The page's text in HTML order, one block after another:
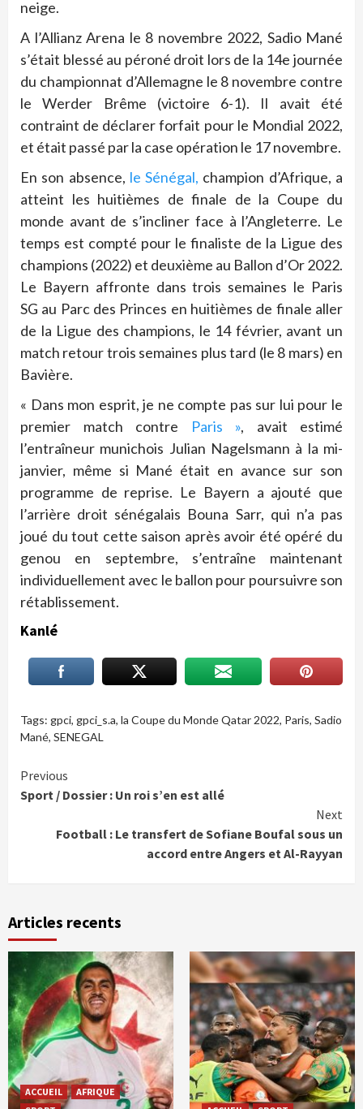
neige.
A l’Allianz Arena le 8 novembre 2022, Sadio Mané
s’était blessé au péroné droit lors de la 14e journée
du championnat d’Allemagne le 8 novembre contre
le Werder Brême (victoire 6-1). Il avait été
contraint de déclarer forfait pour le Mondial 2022,
et était passé par la case opération le 17 novembre.
En son absence, le Sénégal, champion d’Afrique, a
atteint les huitièmes de finale de la Coupe du
monde avant de s’incliner face à l’Angleterre. Le
temps est compté pour le finaliste de la Ligue des
champions (2022) et deuxième au Ballon d’Or 2022.
Le Bayern affronte dans trois semaines le Paris
SG au Parc des Princes en huitièmes de finale aller
de la Ligue des champions, le 14 février, avant un
match retour trois semaines plus tard (le 8 mars) en
Bavière.
« Dans mon esprit, je ne compte pas sur lui pour le
premier match contre
Paris », avait estimé
l’entraîneur munichois Julian Nagelsmann à la mi-
janvier, même si Mané était en avance sur son
programme de reprise. Le Bayern a ajouté que
l’arrière droit sénégalais Bouna Sarr, qui n’a pas
joué du tout cette saison après avoir été opéré du
genou en septembre, s’entraîne maintenant
individuellement avec le ballon pour poursuivre son
rétablissement.
Kanlé
Tags: gpci, gpci_s.a, la Coupe du Monde Qatar 2022, Paris, Sadio
Mané, SENEGAL
Continue
Reading
Previous
Sport / Dossier : Un roi s’en est allé
Next
Football : Le transfert de Sofiane Boufal sous un
accord entre Angers et Al-Rayyan
Articles recents
ACCUEIL
AFRIQUE